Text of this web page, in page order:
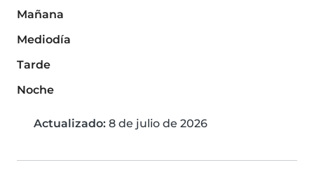
Mañana
Mediodía
Tarde
Noche
Actualizado: 8 de julio de 2026